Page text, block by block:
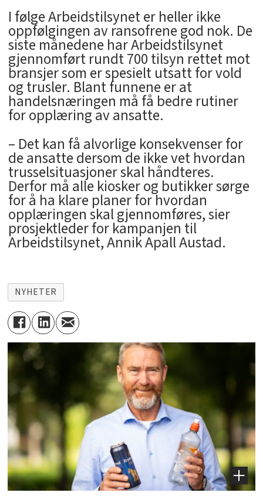
I følge Arbeidstilsynet er heller ikke
oppfølgingen av ransofrene god nok. De
siste månedene har Arbeidstilsynet
gjennomført rundt 700 tilsyn rettet mot
bransjer som er spesielt utsatt for vold
og trusler. Blant funnene er at
handelsnæringen må få bedre rutiner
for opplæring av ansatte.
– Det kan få alvorlige konsekvenser for
de ansatte dersom de ikke vet hvordan
trusselsituasjoner skal håndteres.
Derfor må alle kiosker og butikker sørge
for å ha klare planer for hvordan
opplæringen skal gjennomføres, sier
prosjektleder for kampanjen til
Arbeidstilsynet, Annik Apall Austad.
NYHETER